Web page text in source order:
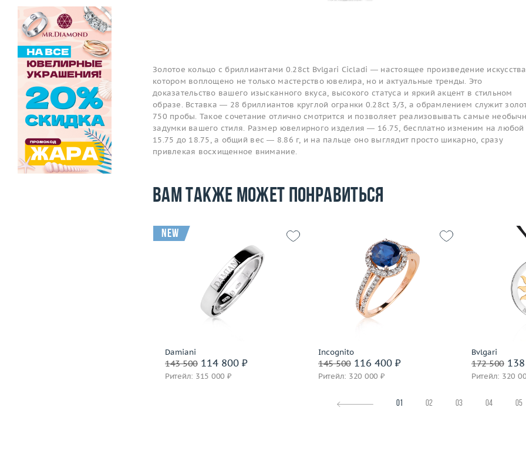
Золотое кольцо с бриллиантами 0.28ct Bvlgari Cicladi — настоящее произведение
котором воплощено не только мастерство ювелира, но и актуальные тренды. Это
доказательство вашего изысканного вкуса, высокого статуса и яркий акцент в стильном
образе. Вставка — 28 бриллиантов круглой огранки 0.28ct 3/3, а обрамлением служит
750 пробы. Такое сочетание отлично смотрится и позволяет реализовывать самые
задумки вашего стиля. Размер ювелирного изделия — 16.75, бесплатно изменим на любой
15.75 до 18.75, а общий вес — 8.86 г, и на пальце оно выглядит просто шикарно, сразу
привлекая восхищенное внимание.
Вам также может понравиться
Damiani
143 500114 800 ₽
Ритейл: 315 000 ₽
new
Материал
золото 750 пробы
Incognito
145 500116 400 ₽
Ритейл: 320 000 ₽
Материал
золото 585 пробы
Bvlgari
172 500138
Ритейл: 320
01 02 03 04 05